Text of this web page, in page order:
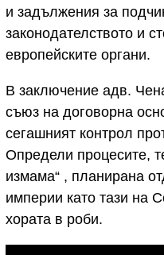
и задължения за
законодателството и
европейските органи.
В заключение адв.
съюз на договорна
сегашният контрол
Определи процесите,
измама“ , планирана
империи като тази на
хората в роби.